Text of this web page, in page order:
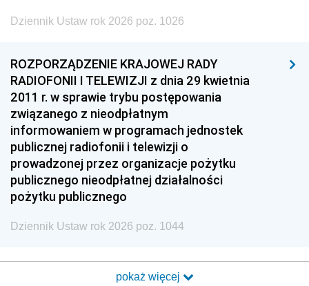
Dziennik Ustaw rok 2026 poz. 1026
ROZPORZĄDZENIE KRAJOWEJ RADY
RADIOFONII I TELEWIZJI z dnia 29 kwietnia
2011 r. w sprawie trybu postępowania
związanego z nieodpłatnym
informowaniem w programach jednostek
publicznej radiofonii i telewizji o
prowadzonej przez organizacje pożytku
publicznego nieodpłatnej działalności
pożytku publicznego
Dziennik Ustaw rok 2026 poz. 1044
pokaż więcej